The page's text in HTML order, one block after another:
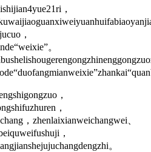
，
，
。
，
，
，zhenlaixianweichangwei、
，
。